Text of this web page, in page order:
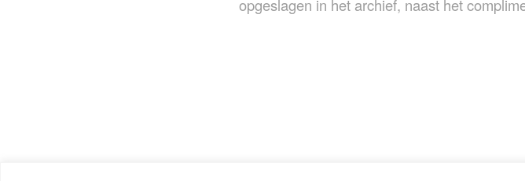
opgeslagen in het archief, naast het